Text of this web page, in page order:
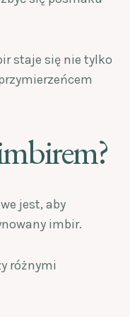
staje się nie tylko
jest, aby
imbir.
różnymi